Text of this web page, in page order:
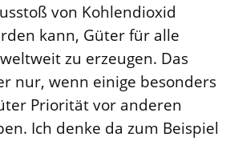
von Kohlendioxid
kann, Güter für alle
zu erzeugen. Das
nur, wenn einige besonders
Priorität vor anderen
Ich denke da zum Beispiel